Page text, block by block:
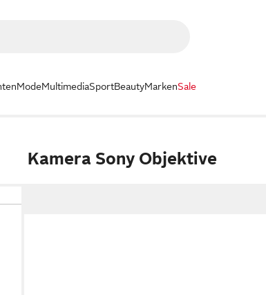
ModeMultimediaSportBeautyMarkenSale
Kamera Sony Objektive